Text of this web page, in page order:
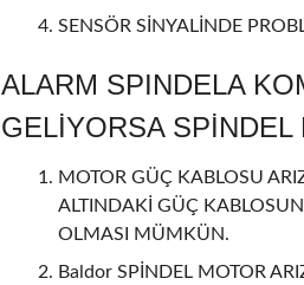
SENSÖR SİNYALİNDE
ALARM SPINDELA
GELİYORSA SPİNDEL
MOTOR GÜÇ KABLOSU
ALTINDAKİ GÜÇ
OLMASI MÜMKÜN.
Baldor SPİNDEL MOTOR